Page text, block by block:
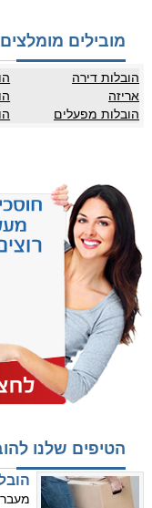
מובילים
הובלות דירה
אריזה
הובלות מפעלים
הטיפים שלנו